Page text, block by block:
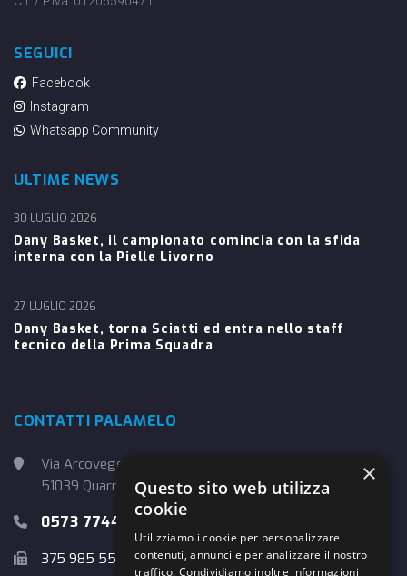
SEGUICI
Facebook
Instagram
Whatsapp Community
ULTIME NEWS
Dany Basket, il campionato comincia con la sfida
interna con la Pielle Livorno
30 LUGLIO 2026
Dany Basket, torna Sciatti ed entra nello staff
tecnico della Prima Squadra
27 LUGLIO 2026
CONTATTI PALAMELO
Via Arcoveggio, 4
51039 Quarrata (PT)
0573 774457
375 985 5526
×
Questo sito web utilizza
cookie
Utilizziamo i cookie per personalizzare
contenuti, annunci e per analizzare il nostro
traffico. Condividiamo inoltre informazioni